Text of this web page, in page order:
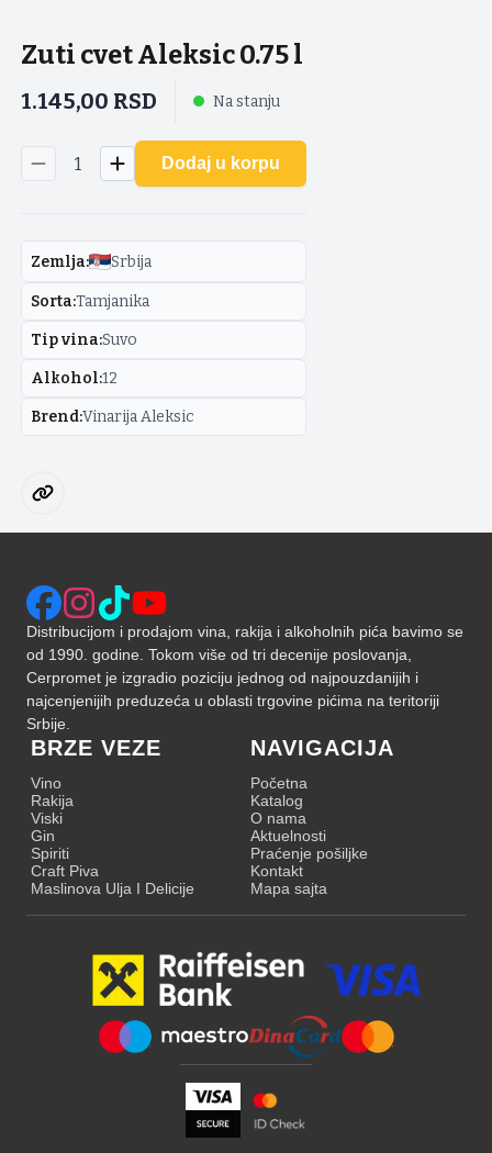
Zuti cvet Aleksic 0.75 l
1.145,00 RSD Na stanju
1 Dodaj u korpu
Zemlja: Srbija
Sorta:Tamjanika
Tip vina:Suvo
Alkohol:12
Brend:Vinarija Aleksic
Distribucijom i prodajom vina, rakija i alkoholnih pića bavimo se
od 1990. godine. Tokom više od tri decenije poslovanja,
Cerpromet je izgradio poziciju jednog od najpouzdanijih i
najcenjenijih preduzeća u oblasti trgovine pićima na teritoriji
Srbije.
BRZE VEZE
Vino
Rakija
Viski
Gin
Spiriti
Craft Piva
Maslinova Ulja I Delicije
NAVIGACIJA
Početna
Katalog
O nama
Aktuelnosti
Praćenje pošiljke
Kontakt
Mapa sajta